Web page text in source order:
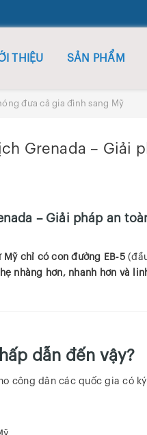
THIỆU SẢN PHẨM
đưa cả gia đình sang Mỹ
Grenada – Giải
– Giải pháp an
Mỹ chỉ có con đường EB-5
nhàng hơn, nhanh hơn và
dẫn đến vậy?
công dân các quốc gia có